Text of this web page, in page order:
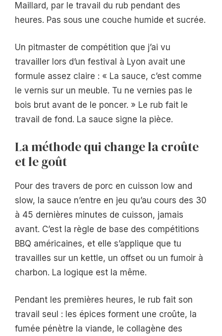
Maillard, par le travail du rub pendant des
heures. Pas sous une couche humide et sucrée.
Un pitmaster de compétition que j’ai vu
travailler lors d’un festival à Lyon avait une
formule assez claire : « La sauce, c’est comme
le vernis sur un meuble. Tu ne vernies pas le
bois brut avant de le poncer. » Le rub fait le
travail de fond. La sauce signe la pièce.
La méthode qui change la croûte
et le goût
Pour des travers de porc en cuisson low and
slow, la sauce n’entre en jeu qu’au cours des 30
à 45 dernières minutes de cuisson, jamais
avant. C’est la règle de base des compétitions
BBQ américaines, et elle s’applique que tu
travailles sur un kettle, un offset ou un fumoir à
charbon. La logique est la même.
Pendant les premières heures, le rub fait son
travail seul : les épices forment une croûte, la
fumée pénètre la viande, le collagène des